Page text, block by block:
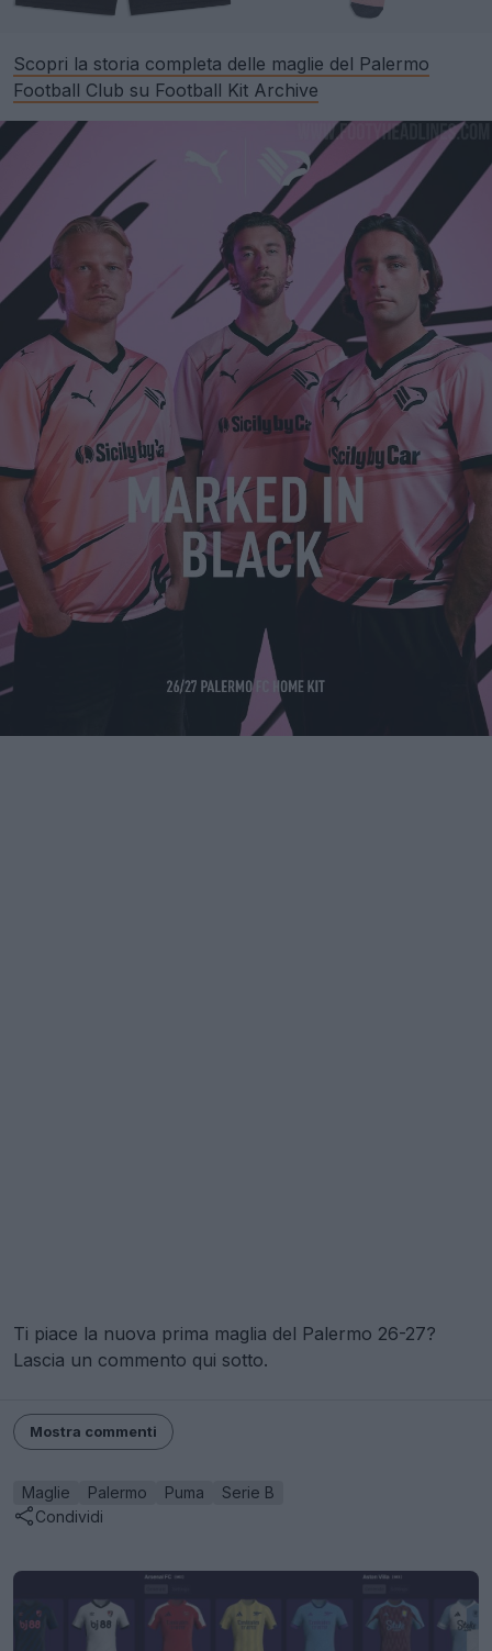
Scopri la storia completa delle maglie del Palermo
Football Club su Football Kit Archive
Ti piace la nuova prima maglia del Palermo 26-27?
Lascia un commento qui sotto.
Mostra commenti
Maglie Palermo Puma
Serie B
Condividi